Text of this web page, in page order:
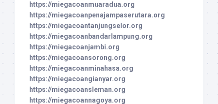
https://miegacoanmuaradua.org
https://miegacoanpenajampaserutara.org
https://miegacoantanjungselor.org
https://miegacoanbandarlampung.org
https://miegacoanjambi.org
https://miegacoansorong.org
https://miegacoanminahasa.org
https://miegacoangianyar.org
https://miegacoansleman.org
https://miegacoannagoya.org